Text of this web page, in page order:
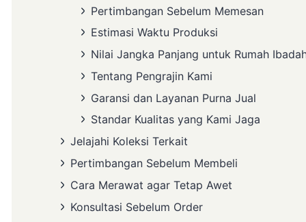
Pertimbangan Sebelum Memesan
Estimasi Waktu Produksi
Nilai Jangka Panjang untuk Rumah
Tentang Pengrajin Kami
Garansi dan Layanan Purna Jual
Standar Kualitas yang Kami Jaga
Jelajahi Koleksi Terkait
Pertimbangan Sebelum Membeli
Cara Merawat agar Tetap Awet
Konsultasi Sebelum Order